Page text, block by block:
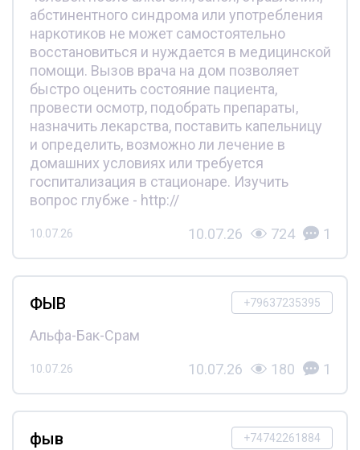
абстинентного синдрома или употребления
наркотиков не может самостоятельно
восстановиться и нуждается в медицинской
помощи. Вызов врача на дом позволяет
быстро оценить состояние пациента,
провести осмотр, подобрать препараты,
назначить лекарства, поставить капельницу
и определить, возможно ли лечение в
домашних условиях или требуется
госпитализация в стационаре. Изучить
вопрос глубже - http://
10.07.26 10.07.26 724 1
+79637235395
ФЫВ
Альфа-Бак-Срам
10.07.26 10.07.26 180 1
+74742261884
фыв